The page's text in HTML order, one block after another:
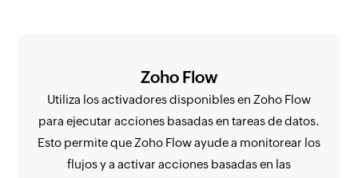
Zoho Flow
Utiliza los activadores disponibles en Zoho Flow
para ejecutar acciones basadas en tareas de datos.
Esto permite que Zoho Flow ayude a monitorear los
flujos y a activar acciones basadas en las